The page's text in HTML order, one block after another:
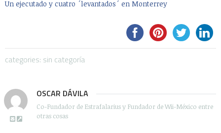
Un ejecutado y cuatro ´levantados´ en Monterrey
categories: sin categoría
OSCAR DÁVILA
Co-Fundador de Estrafalarius y Fundador de Wii-México entre
otras cosas